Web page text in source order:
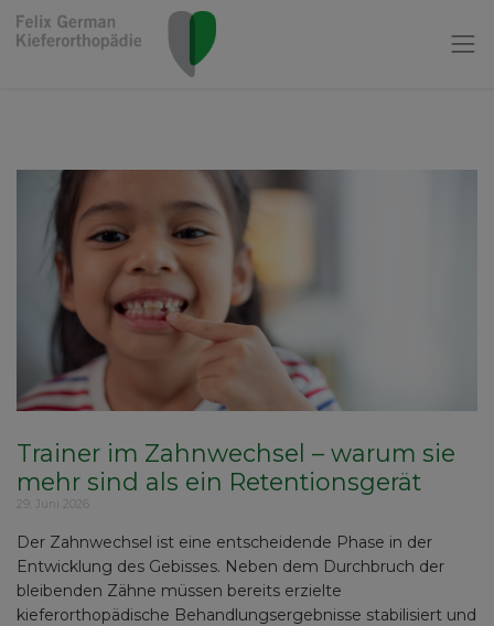
Trainer im Zahnwechsel – warum sie
mehr sind als ein Retentionsgerät
29. Juni 2026
Der Zahnwechsel ist eine entscheidende Phase in der
Entwicklung des Gebisses. Neben dem Durchbruch der
bleibenden Zähne müssen bereits erzielte
kieferorthopädische Behandlungsergebnisse stabilisiert und